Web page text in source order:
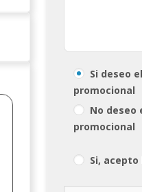
Si deseo
promocional
No deseo
promocional
Si, acepto